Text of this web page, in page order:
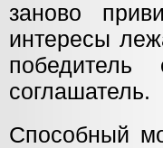
заново
интересы
соглашатель.
Способный